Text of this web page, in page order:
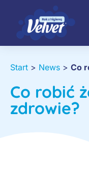
Start > News > Co
Co robić
zdrowie?